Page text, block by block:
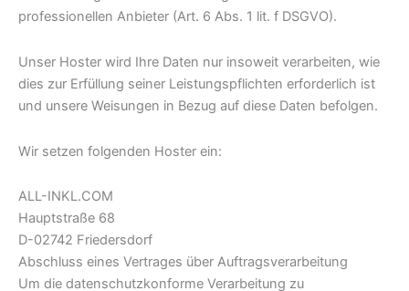
professionellen Anbieter (Art. 6 Abs. 1 lit. f DSGVO).
Unser Hoster wird Ihre Daten nur insoweit verarbeiten, wie
dies zur Erfüllung seiner Leistungspflichten erforderlich ist
und unsere Weisungen in Bezug auf diese Daten befolgen.
Wir setzen folgenden Hoster ein:
ALL-INKL.COM
Hauptstraße 68
D-02742 Friedersdorf
Abschluss eines Vertrages über Auftragsverarbeitung
Um die datenschutzkonforme Verarbeitung zu